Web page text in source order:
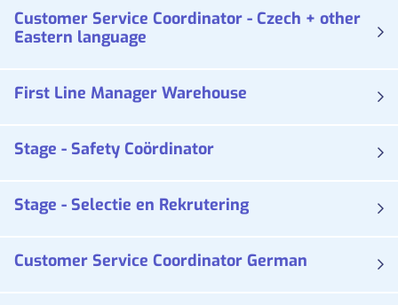
Customer Service Coordinator - Czech + other
Eastern language
First Line Manager Warehouse
Stage - Safety Coördinator
Stage - Selectie en Rekrutering
Customer Service Coordinator German